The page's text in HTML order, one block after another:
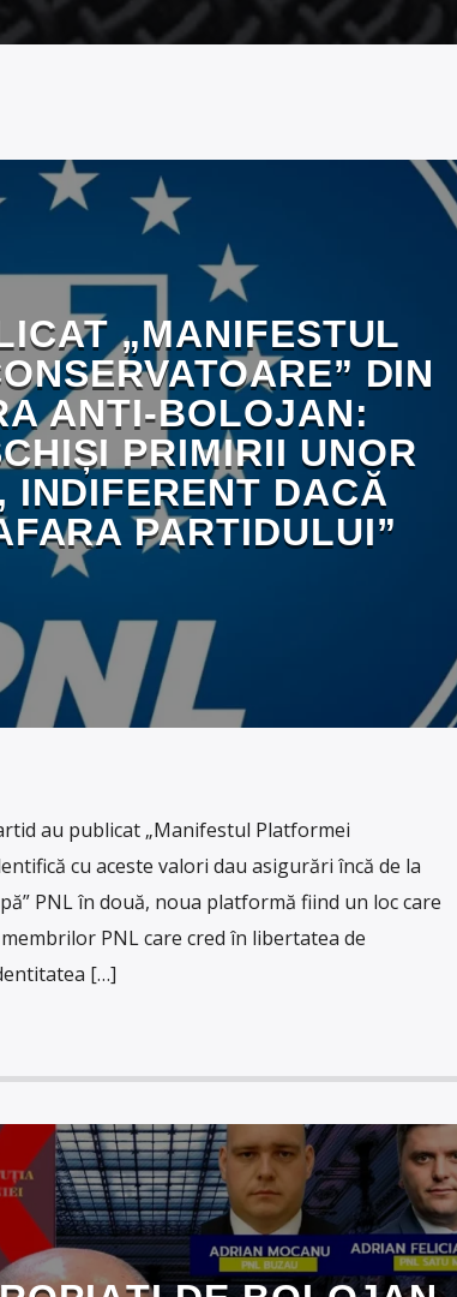
„MANIFESTUL
DIN
ANTI-BOLOJAN:
PRIMIRII UNOR
INDIFERENT DACĂ
PARTIDULUI”
au publicat „Manifestul Platformei
cu aceste valori dau asigurări încă de la
PNL în două, noua platformă fiind un loc care
PNL care cred în libertatea de
[…]